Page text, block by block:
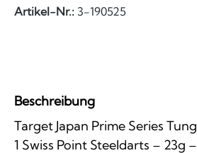
Artikel-Nr.: 3-190525
Beschreibung
Target Japan Prime Series
1 Swiss Point Steeldarts – 23g